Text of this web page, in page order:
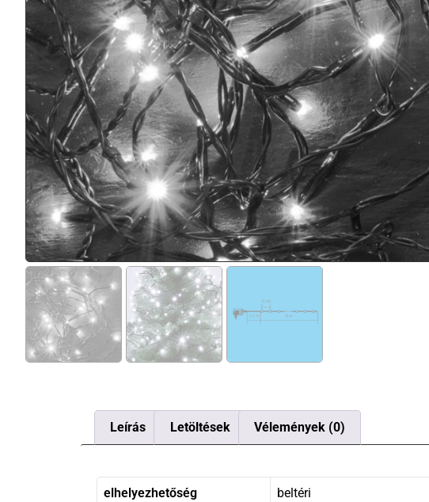
Leírás Letöltések Vélemények (0)
elhelyezhetőség beltéri